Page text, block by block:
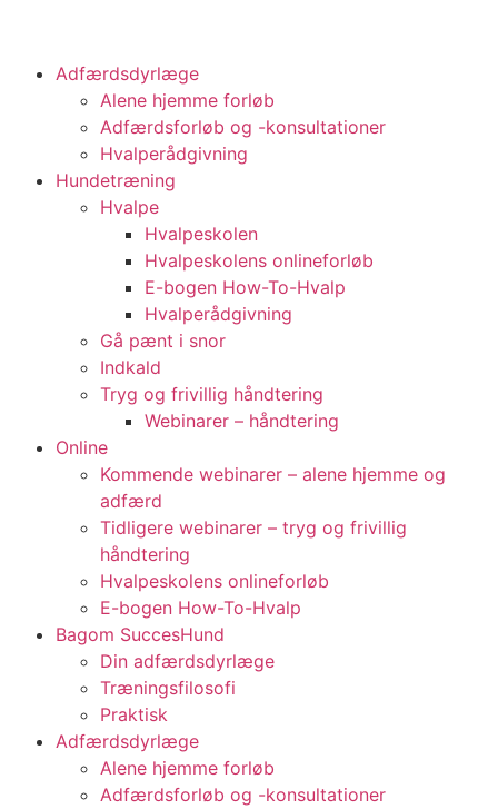
Adfærdsdyrlæge
Alene hjemme forløb
Adfærdsforløb og -konsultationer
Hvalperådgivning
Hundetræning
Hvalpe
Hvalpeskolen
Hvalpeskolens onlineforløb
E-bogen How-To-Hvalp
Hvalperådgivning
Gå pænt i snor
Indkald
Tryg og frivillig håndtering
Webinarer – håndtering
Online
Kommende webinarer – alene hjemme og
adfærd
Tidligere webinarer – tryg og frivillig
håndtering
Hvalpeskolens onlineforløb
E-bogen How-To-Hvalp
Bagom SuccesHund
Din adfærdsdyrlæge
Træningsfilosofi
Praktisk
Adfærdsdyrlæge
Alene hjemme forløb
Adfærdsforløb og -konsultationer